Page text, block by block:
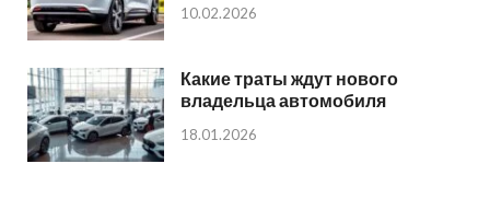
10.02.2026
Какие траты ждут нового
владельца автомобиля
18.01.2026